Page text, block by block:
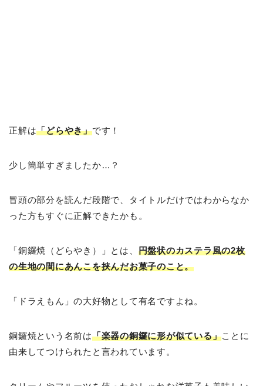
正解は「どらやき」です！
少し簡単すぎましたか…？
冒頭の部分を読んだ段階で、タイトルだけではわからなか
った方もすぐに正解できたかも。
「銅鑼焼（どらやき）」とは、 円盤状のカステラ風の2枚
の生地の間にあんこを挟んだお菓子のこと。
「ドラえもん」の大好物として有名ですよね。
銅鑼焼という名前は「楽器の銅鑼に形が似ている」ことに
由来してつけられたと言われています。